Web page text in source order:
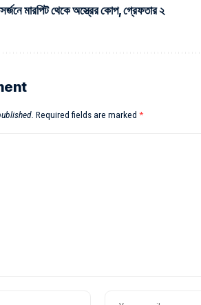
মারপিট থেকে অস্ত্রের কোপ, গ্রেফতার ২
Required fields are marked *